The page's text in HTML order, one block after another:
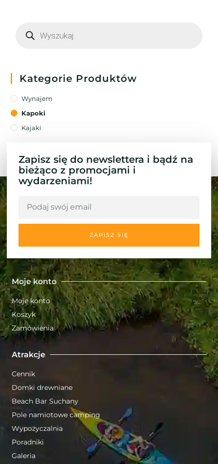
Kategorie Produktów
Wynajem
Kapoki
Kajaki
Zapisz się do newslettera i bądź na
bieżąco z promocjami i
wydarzeniami!
ZAPISZ SIĘ
Moje konto
Moje konto
Koszyk
Zamówienia
Atrakcje
Cennik
Domki drewniane
Beach Bar Suchany
Pole namiotowe camping
Wypożyczalnia
Poradniki
Galeria